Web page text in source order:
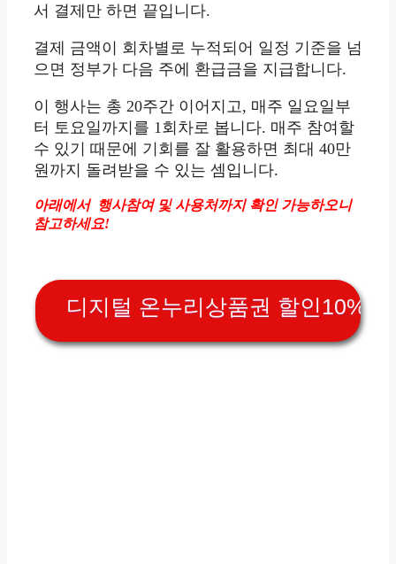
서 결제만 하면 끝입니다.
결제 금액이 회차별로 누적되어 일정 기준을 넘
으면 정부가 다음 주에 환급금을 지급합니다.
이 행사는 총 20주간 이어지고, 매주 일요일부
터 토요일까지를 1회차로 봅니다. 매주 참여할
수 있기 때문에 기회를 잘 활용하면 최대 40만
원까지 돌려받을 수 있는 셈입니다.
아래에서 행사참여 및 사용처까지 확인 가능하오니
참고하세요!
디지털 온누리상품권 할인10%,